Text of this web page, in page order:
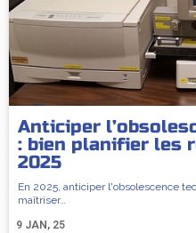
Anticiper
: bien planifier les
2025
9 JAN, 25
En 2025, anticiper l'obsolescence
maîtriser…